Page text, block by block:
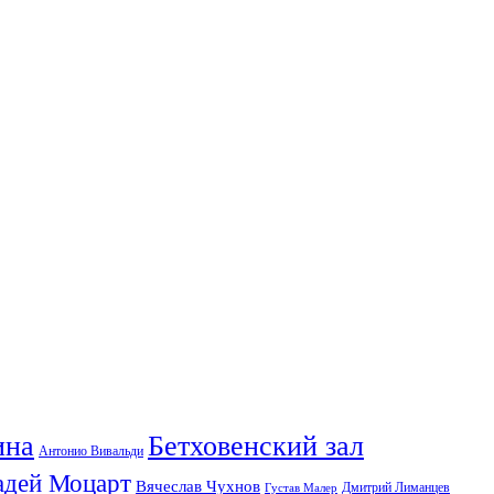
Антонио Вивальди Бетховенский зал
Моцарт Вячеслав Чухнов Густав Малер Дмитрий Лиманцев